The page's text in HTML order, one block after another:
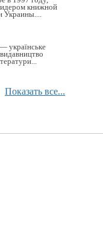
книжной
Украины....
українське
Показать все...